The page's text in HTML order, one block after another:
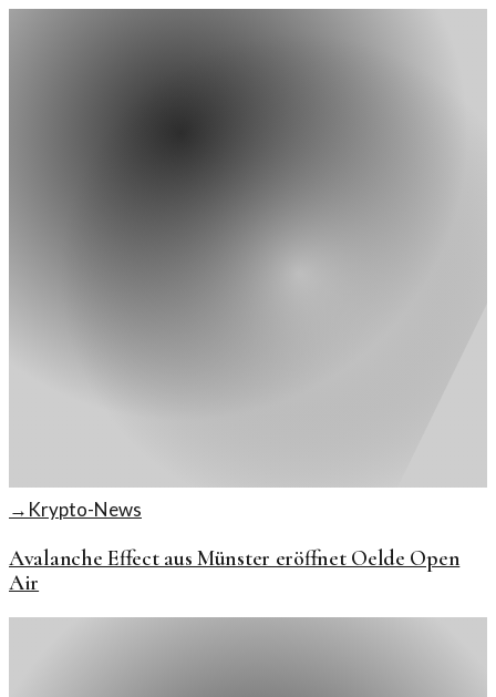
→ Krypto-News
Avalanche Effect aus Münster eröffnet Oelde Open
Air